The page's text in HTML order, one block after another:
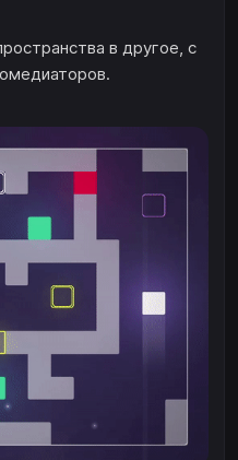
в другое, с